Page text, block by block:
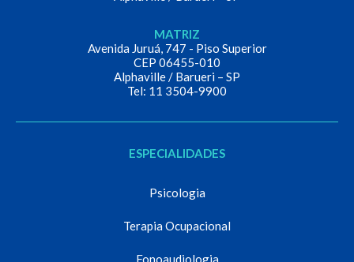
MATRIZ
Avenida Juruá, 747 - Piso Superior
CEP 06455-010
Alphaville / Barueri – SP
Tel: 11 3504-9900
ESPECIALIDADES
Psicologia
Terapia Ocupacional
Fonoaudiologia